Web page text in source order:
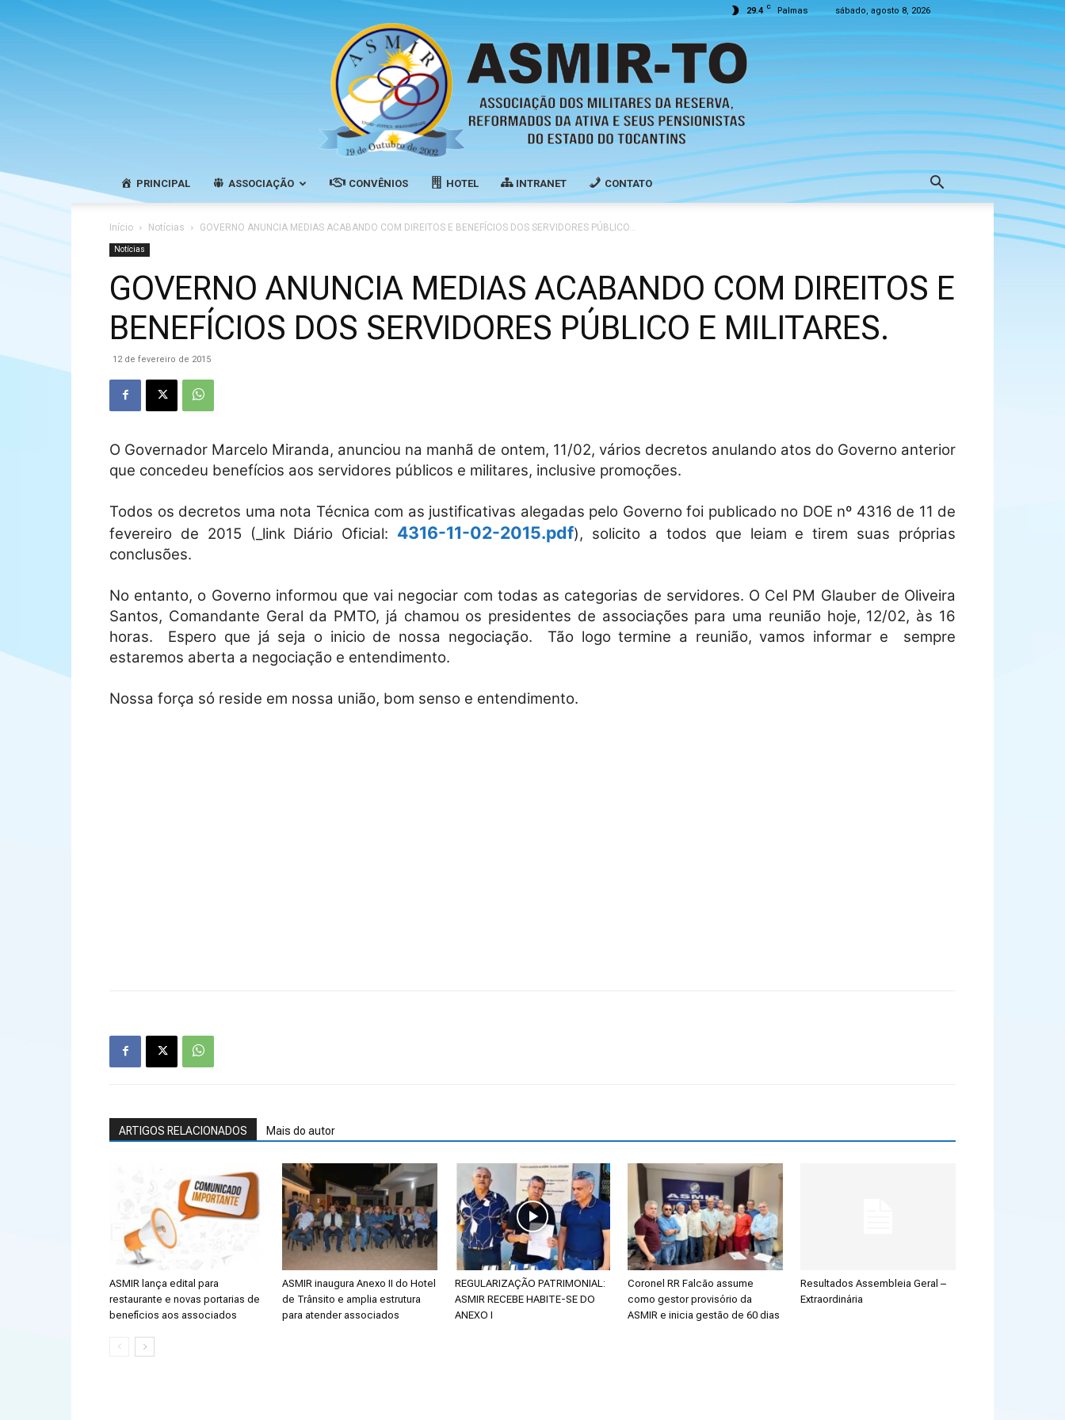
29.4 C Palmas sábado, agosto 8, 2026
dos
da
Estado
do
PRINCIPAL ASSOCIAÇÃO CONVÊNIOS HOTEL INTRANET CONTATO
Início Notícias GOVERNO ANUNCIA MEDIAS ACABANDO COM DIREITOS E BENEFÍCIOS DOS SERVIDORES PÚBLICO...
Notícias
GOVERNO ANUNCIA MEDIAS ACABANDO COM DIREITOS E
BENEFÍCIOS DOS SERVIDORES PÚBLICO E MILITARES.
12 de fevereiro de 2015
O Governador Marcelo Miranda, anunciou na manhã de ontem, 11/02, vários decretos anulando atos do Governo anterior
que concedeu benefícios aos servidores públicos e militares, inclusive promoções.
Todos os decretos uma nota Técnica com as justificativas alegadas pelo Governo foi publicado no DOE nº 4316 de 11 de
fevereiro de 2015 (_link Diário Oficial: 4316-11-02-2015.pdf), solicito a todos que leiam e tirem suas próprias
conclusões.
No entanto, o Governo informou que vai negociar com todas as categorias de servidores. O Cel PM Glauber de Oliveira
Santos, Comandante Geral da PMTO, já chamou os presidentes de associações para uma reunião hoje, 12/02, às 16
horas.
Espero que já seja o inicio de nossa negociação.
Tão logo termine a reunião, vamos informar e sempre
estaremos aberta a negociação e entendimento.
Nossa força só reside em nossa união, bom senso e entendimento.
ARTIGOS RELACIONADOS Mais do autor
ASMIR lança edital para
restaurante e novas portarias de
benefícios aos associados
ASMIR inaugura Anexo II do Hotel
de Trânsito e amplia estrutura
para atender associados
REGULARIZAÇÃO PATRIMONIAL:
ASMIR RECEBE HABITE-SE DO
ANEXO I
Coronel RR Falcão assume
como gestor provisório da
ASMIR e inicia gestão de 60 dias
Resultados Assembleia Geral –
Extraordinária